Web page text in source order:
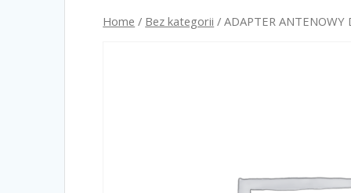
Home / Bez kategorii / ADAPTER ANTENOWY